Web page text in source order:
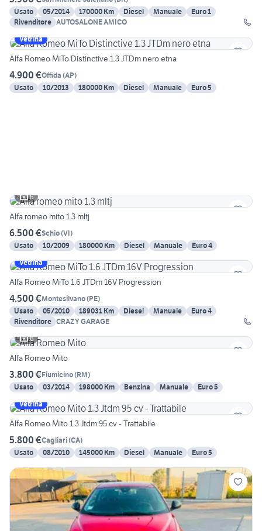
Usato
05/2014 170000 Km Diesel Manuale
Euro 1
Rivenditore AUTOSALONE AMICO
Vetrina
Alfa Romeo MiTo Distinctive 1.3 JTDm nero etna
4.900 €Offida (AP)
Usato
10/2013 180000 Km Diesel Manuale Euro 5
6
Alfa romeo mito 1.3 mltj
6.500 €Schio(VI)
Usato
10/2009 180000 Km Diesel Manuale
Euro 4
Vetrina
Alfa Romeo MiTo 1.6 JTDm 16V Progression
4.500 €Montesilvano(PE)
Usato
05/2010 189031 Km Diesel Manuale
Euro 4
Rivenditore CRAZY GARAGE
6
Alfa Romeo Mito
3.800 €Fiumicino(RM)
Usato
03/2014 198000 Km Benzina Manuale
Euro 5
Vetrina
Alfa Romeo Mito 1.3 Jtdm 95 cv - Trattabile
5.800 €Cagliari(CA)
Usato
08/2010 145000 Km Diesel Manuale Euro 5